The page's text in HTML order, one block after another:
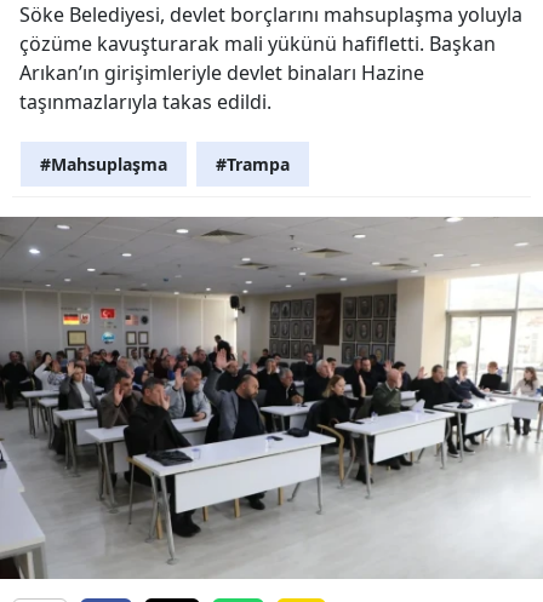
Söke Belediyesi, devlet borçlarını mahsuplaşma yoluyla
çözüme kavuşturarak mali yükünü hafifletti. Başkan
Arıkan’ın girişimleriyle devlet binaları Hazine
taşınmazlarıyla takas edildi.
#Mahsuplaşma #Trampa